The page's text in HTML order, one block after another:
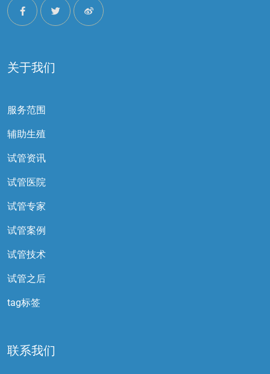
关于我们
服务范围
辅助生殖
试管资讯
试管医院
试管专家
试管案例
试管技术
试管之后
tag标签
联系我们